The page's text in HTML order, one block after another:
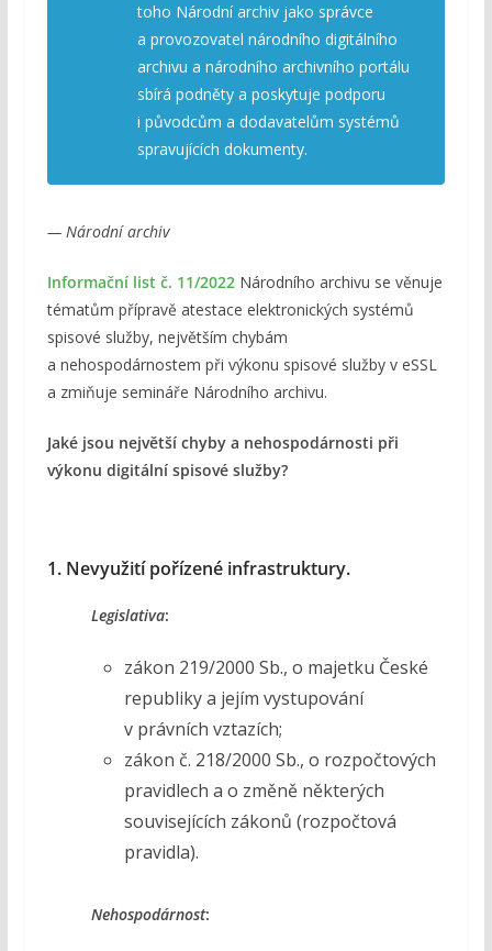
toho Národní archiv jako správce
a provozovatel národního digitálního
archivu a národního archivního portálu
sbírá podněty a poskytuje podporu
i původcům a dodavatelům systémů
spravujících dokumenty.
— Národní archiv
Informační list č. 11/2022Národního archivu se věnuje
tématům přípravě atestace elektronických systémů
spisové služby, největším chybám
a nehospodárnostem při výkonu spisové služby v eSSL
a zmiňuje semináře Národního archivu.
Jaké jsou největší chyby a nehospodárnosti při
výkonu digitální spisové služby?
1. Nevyužití pořízené infrastruktury.
Legislativa:
zákon 219/2000 Sb., o majetku České
republiky a jejím vystupování
v právních vztazích;
zákon č. 218/2000 Sb., o rozpočtových
pravidlech a o změně některých
souvisejících zákonů (rozpočtová
pravidla).
Nehospodárnost: